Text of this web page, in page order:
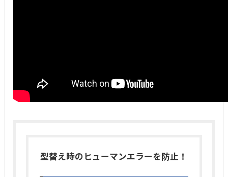
型替え時のヒューマンエラーを防止！